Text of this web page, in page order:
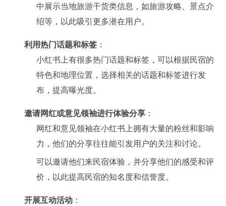
中展示当地旅游干货类信息，如旅游攻略、景点介
绍等，以此吸引更多潜在用户。
利用热门话题和标签 ：
小红书上有很多热门话题和标签，可以根据民宿的
特色和地理位置，选择相关的话题和标签进行发
布，提高曝光度。
邀请网红或意见领袖进行体验分享 ：
网红和意见领袖在小红书上拥有大量的粉丝和影响
力，他们的分享往往能引发用户的关注和讨论。
可以邀请他们来民宿体验，并分享他们的感受和评
价，以此提高民宿的知名度和信誉度。
开展互动活动 ：